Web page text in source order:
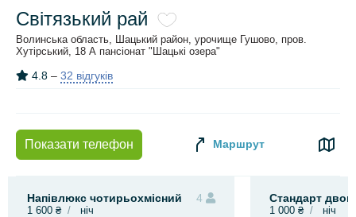
Світязький рай
Волинська область, Шацький район, урочище Гушово, пров.
Хутірський, 18 А пансіонат "Шацькі озера"
4.8 – 32 відгуків
Показати телефон Маршрут
Напівлюкс чотирьохмісний 4
1 600 ₴ ніч
Стандарт
1 000 ₴ ніч